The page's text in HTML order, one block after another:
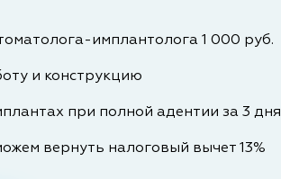
имплантолога 1 000 руб.
и конструкцию
при полной адентии за 3 дня
вернуть налоговый вычет 13%